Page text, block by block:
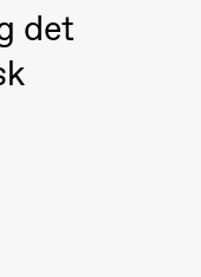
Börcsök
Bolm
det